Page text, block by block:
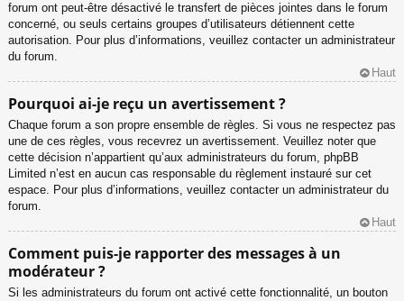
forum ont peut-être désactivé le transfert de pièces jointes dans le forum
concerné, ou seuls certains groupes d’utilisateurs détiennent cette
autorisation. Pour plus d’informations, veuillez contacter un administrateur
du forum.
Haut
Pourquoi ai-je reçu un avertissement ?
Chaque forum a son propre ensemble de règles. Si vous ne respectez pas
une de ces règles, vous recevrez un avertissement. Veuillez noter que
cette décision n’appartient qu’aux administrateurs du forum, phpBB
Limited n’est en aucun cas responsable du règlement instauré sur cet
espace. Pour plus d’informations, veuillez contacter un administrateur du
forum.
Haut
Comment puis-je rapporter des messages à un
modérateur ?
Si les administrateurs du forum ont activé cette fonctionnalité, un bouton